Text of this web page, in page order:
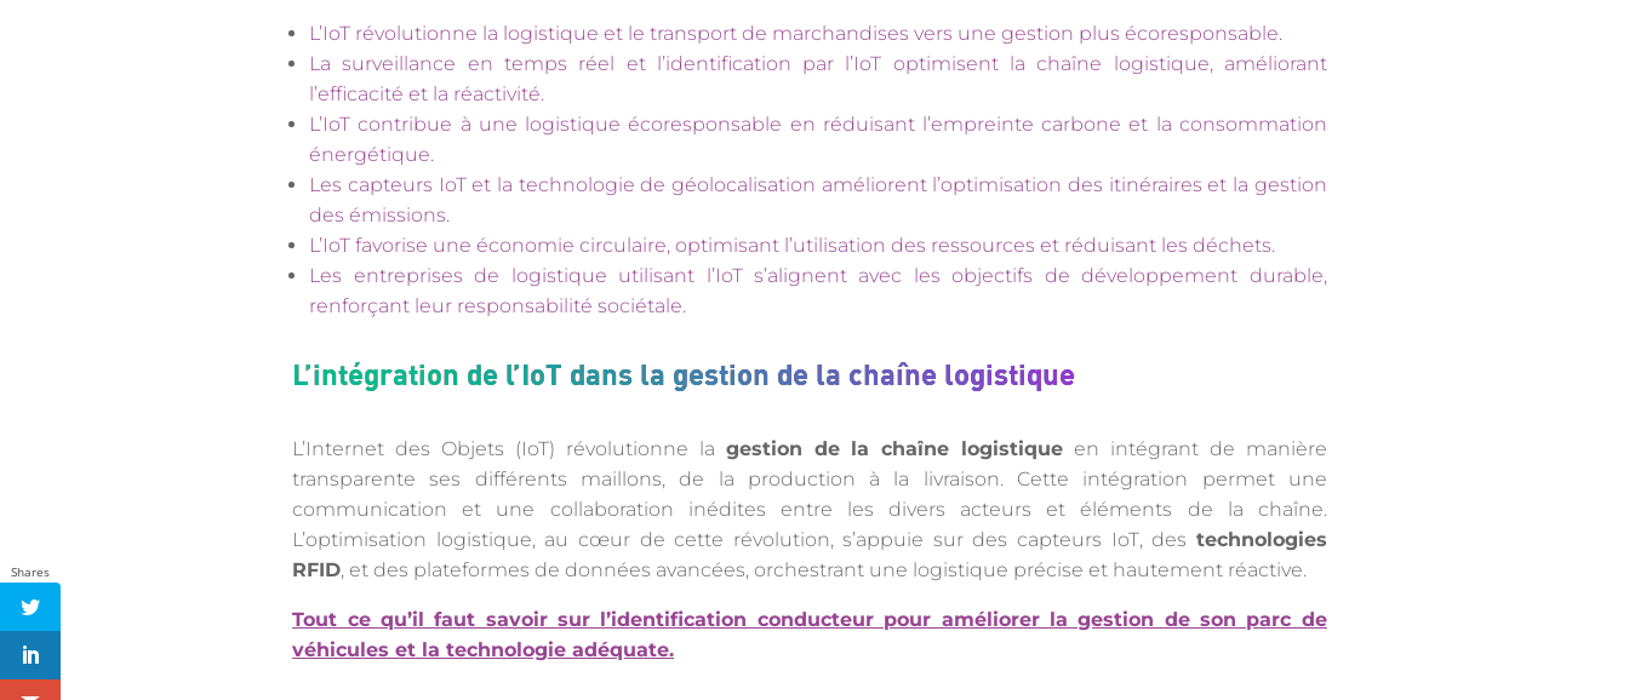
L’IoT révolutionne la logistique et le transport de marchandises vers une gestion plus écoresponsable.
La surveillance en temps réel et l’identification par l’IoT optimisent la chaîne logistique, améliorant
l’efficacité et la réactivité.
L’IoT contribue à une logistique écoresponsable en réduisant l’empreinte carbone et la consommation
énergétique.
Les capteurs IoT et la technologie de géolocalisation améliorent l’optimisation des itinéraires et la gestion
des émissions.
L’IoT favorise une économie circulaire, optimisant l’utilisation des ressources et réduisant les déchets.
Les entreprises de logistique utilisant l’IoT s’alignent avec les objectifs de développement durable,
renforçant leur responsabilité sociétale.
L’intégration de l’IoT dans la gestion de la chaîne logistique
L’Internet des Objets (IoT) révolutionne la gestion de la chaîne logistique en intégrant de manière
transparente ses différents maillons, de la production à la livraison. Cette intégration permet une
communication et une collaboration inédites entre les divers acteurs et éléments de la chaîne.
L’optimisation logistique, au cœur de cette révolution, s’appuie sur des capteurs IoT, des technologies
RFID, et des plateformes de données avancées, orchestrant une logistique précise et hautement réactive.
Tout ce qu’il faut savoir sur l’identification conducteur pour améliorer la gestion de son parc de
véhicules et la technologie adéquate.
Shares